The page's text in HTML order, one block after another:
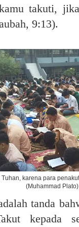
takuti,
9:13).
karena para
(Muhammad Plato)
tanda
kepada